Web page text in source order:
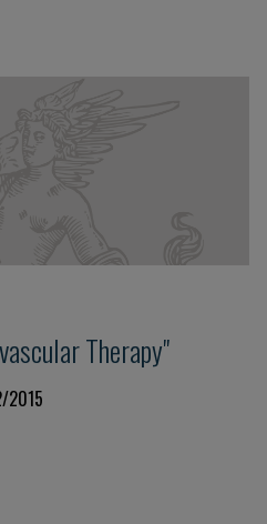
Therapy"
2015